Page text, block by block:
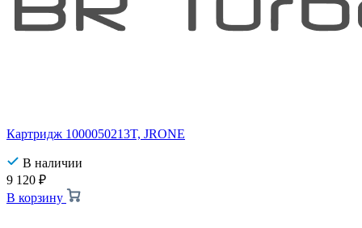
Картридж 1000050213T, JRONE
В наличии
9 120 ₽
В корзину